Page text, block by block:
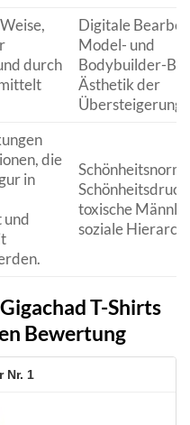
durch
Digitale
Model- und
Bodybuilder-
Ästhetik der
Übersteigerung.
die
in
und
toxische
soziale
T-Shirts
Bewertung
1